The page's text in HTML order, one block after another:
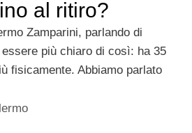
al ritiro?
Zamparini, parlando di
più chiaro di così: ha 35
fisicamente. Abbiamo parlato